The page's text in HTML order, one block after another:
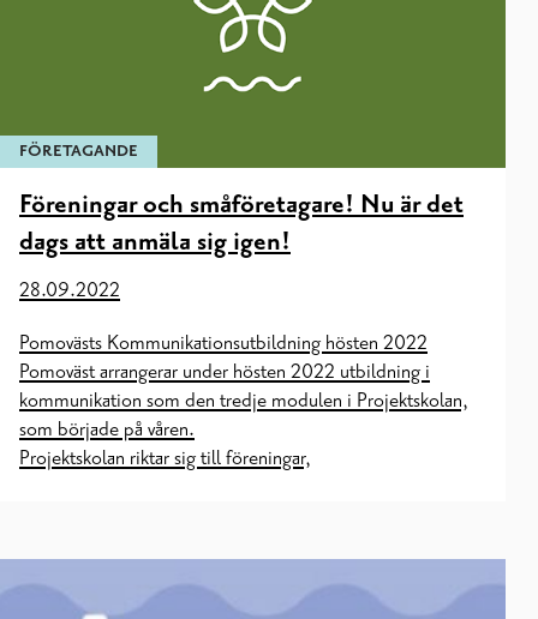
FÖRETAGANDE
Föreningar och småföretagare! Nu är det
dags att anmäla sig igen!
28.09.2022
Pomovästs Kommunikationsutbildning hösten 2022
Pomoväst arrangerar under hösten 2022 utbildning i
kommunikation som den tredje modulen i Projektskolan,
som började på våren.
Projektskolan riktar sig till föreningar,